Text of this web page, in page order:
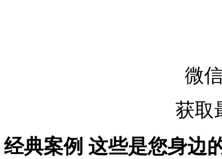
微
获取
经典案例 这些是您身边